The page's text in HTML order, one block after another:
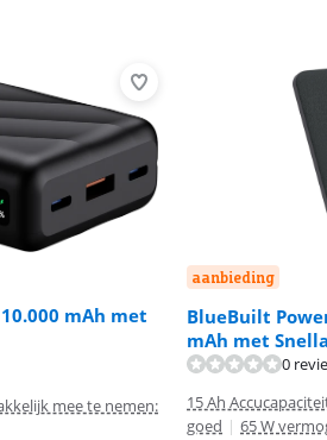
mAh met
op 3 reviews.
mee te nemen:
aanbieding
BlueBuilt
mAh met
0
15 Ah
goed | 65 W